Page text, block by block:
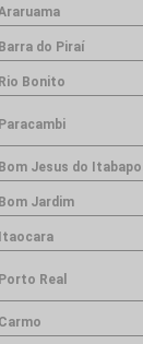
Barra do Piraí
Rio Bonito
Paracambi
Bom Jesus do
Bom Jardim
Itaocara
Porto Real
Carmo